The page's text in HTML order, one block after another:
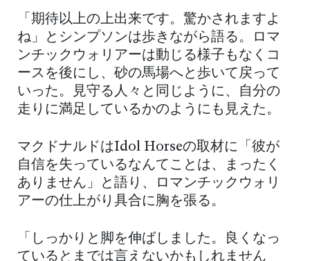
「期待以上の上出来です。驚かされますよ
ね」とシンプソンは歩きながら語る。ロマ
ンチックウォリアーは動じる様子もなくコ
ースを後にし、砂の馬場へと歩いて戻って
いった。見守る人々と同じように、自分の
走りに満足しているかのようにも見えた。
マクドナルドはIdol Horseの取材に「彼が
自信を失っているなんてことは、まったく
ありません」と語り、ロマンチックウォリ
アーの仕上がり具合に胸を張る。
「しっかりと脚を伸ばしました。良くなっ
ているとまでは言えないかもしれません